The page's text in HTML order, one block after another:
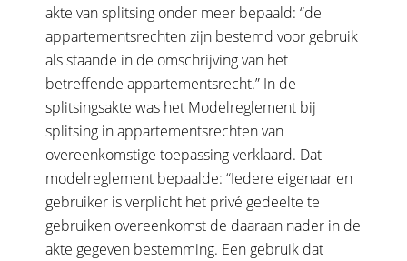
akte van splitsing onder meer bepaald: “de
appartementsrechten zijn bestemd voor gebruik
als staande in de omschrijving van het
betreffende appartementsrecht.” In de
splitsingsakte was het Modelreglement bij
splitsing in appartementsrechten van
overeenkomstige toepassing verklaard. Dat
modelreglement bepaalde: “Iedere eigenaar en
gebruiker is verplicht het privé gedeelte te
gebruiken overeenkomst de daaraan nader in de
akte gegeven bestemming. Een gebruik dat